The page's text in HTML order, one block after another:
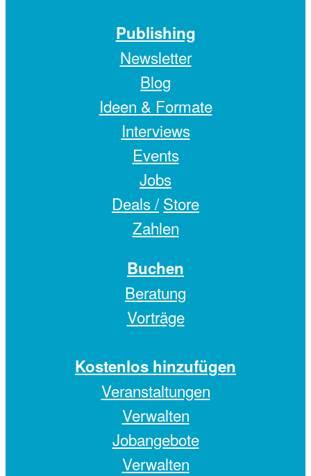
Publishing
Newsletter
Blog
Ideen & Formate
Interviews
Events
Jobs
Deals / Store
Zahlen
Buchen
Beratung
Vorträge
Kostenlos hinzufügen
Veranstaltungen
Verwalten
Jobangebote
Verwalten